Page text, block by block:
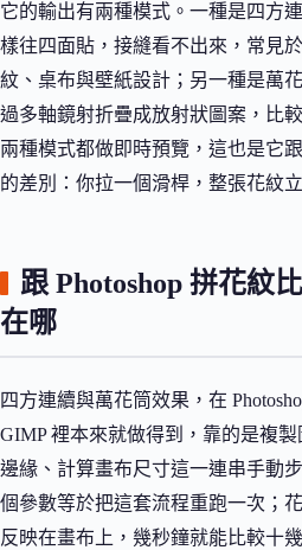
它的輸出有兩種模式。一種是四方
樣往四面貼，接縫看不出來，常見
紋、桌布與壁紙設計；另一種是萬
過多軸鏡射折疊成放射狀圖案，比
兩種模式都做即時預覽，這也是它
的差別：你拉一個滑桿，整張花紋
跟 Photoshop 拼花紋
在哪
四方連續與萬花筒效果，在
GIMP 裡本來就做得到，靠的是複
邊緣、計算畫布尺寸這一連串手動
個參數等於把這套流程重跑一次；
反映在畫布上，幾秒鐘就能比較十